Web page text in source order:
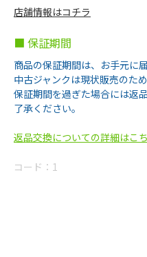
店舗情報はコチラ
■ 保証期間
商品の保証期間は、お手元に
中古ジャンクは現状販売のた
保証期間を過ぎた場合には返
了承ください。
返品交換についての詳細はこ
コード： 1